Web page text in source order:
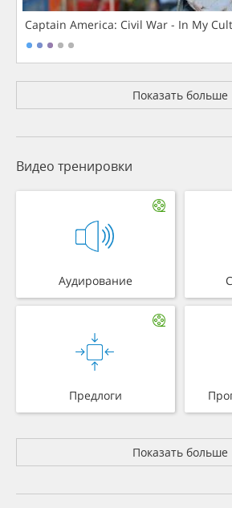
Captain America: Civil War - In My
Показать больше
Видео тренировки
Аудирование
Предлоги
Показать больше